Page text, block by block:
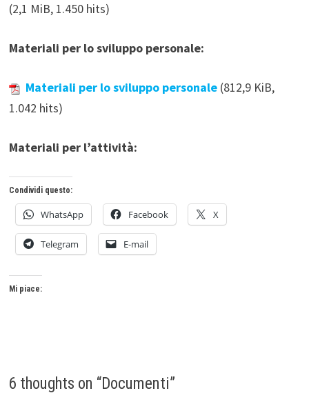
(2,1 MiB, 1.450 hits)
Materiali per lo sviluppo personale:
Materiali per lo sviluppo personale(812,9 KiB,
1.042 hits)
Materiali per l’attività:
Condividi questo:
WhatsApp Facebook X
Telegram E-mail
Mi piace:
6 thoughts on “Documenti”